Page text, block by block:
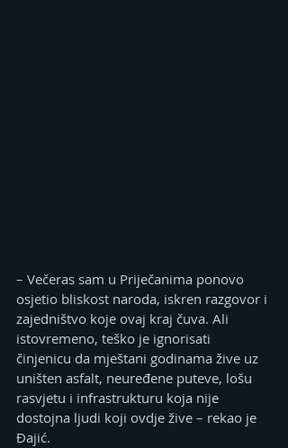
– Večeras sam u Priječanima ponovo
osjetio bliskost naroda, iskren razgovor i
zajedništvo koje ovaj kraj čuva. Ali
istovremeno, teško je ignorisati
činjenicu da mještani godinama žive uz
uništen asfalt, neuređene puteve, lošu
rasvjetu i infrastrukturu koja nije
dostojna ljudi koji ovdje žive – rekao je
Đajić.